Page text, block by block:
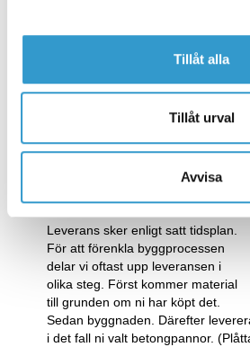
Tillåt alla
Tillåt urval
Avvisa
Normal leveranstid på byggsatsen
9 arbetsveckor på ett standardhus
entreprenad). Har du köpt till
få en gemensam projektplan.
5. LEVERANS
Leverans sker enligt satt tidsplan.
För att förenkla byggprocessen
delar vi oftast upp leveransen i
olika steg. Först kommer material
till grunden om ni har köpt det.
Sedan byggnaden. Därefter
i det fall ni valt betongpannor.